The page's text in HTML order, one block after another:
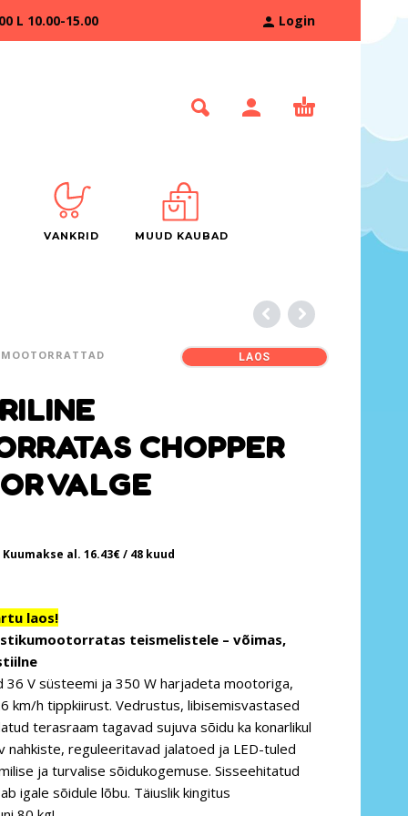
10.00-15.00 Login
VANKRID MUUD KAUBAD
MOOTORRATTAD LAOS
CHOPPER
VALGE
Kuumakse al. 16.43€/ 48 kuud
laos!
teismelistele – võimas,
36 V süsteemi ja 350 W harjadeta mootoriga,
km/h tippkiirust. Vedrustus, libisemisvastased
terasraam tagavad sujuva sõidu ka konarlikul
nahkiste, reguleeritavad jalatoed ja LED-tuled
ja turvalise sõidukogemuse. Sisseehitatud
igale sõidule lõbu. Täiuslik kingitus